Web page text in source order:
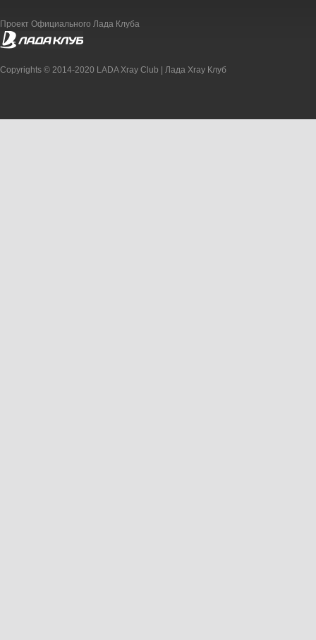
Проект Официального Лада Клуба
Copyrights © 2014-2020 LADA Xray Club | Лада Xray Клуб